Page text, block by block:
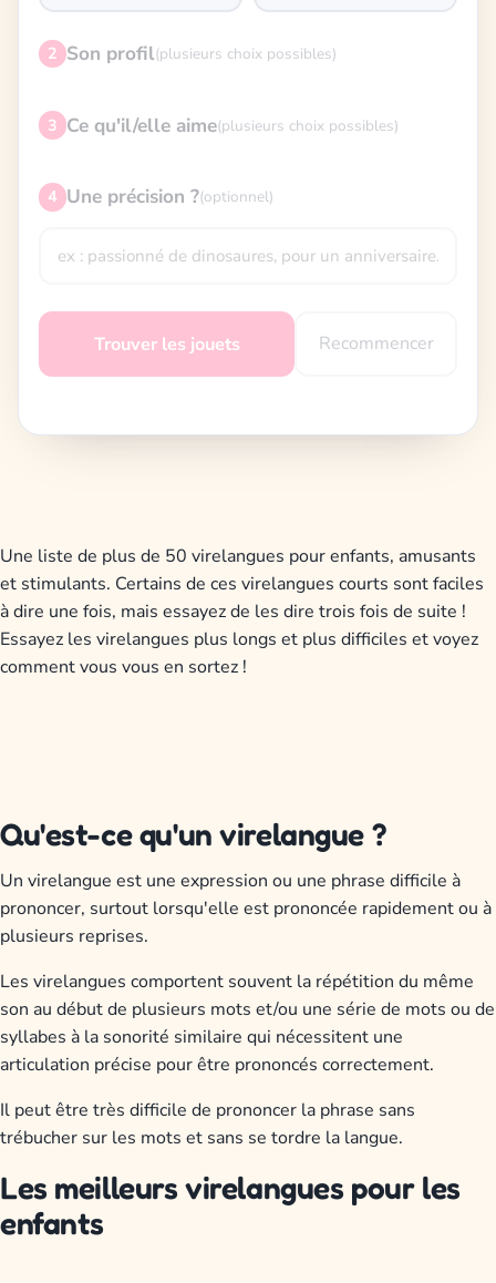
2 Son profil(plusieurs choix possibles)
3 Ce qu'il/elle aime(plusieurs choix possibles)
4 Une précision ?(optionnel)
Trouver les jouets Recommencer
Une liste de plus de 50 virelangues pour enfants, amusants
et stimulants. Certains de ces virelangues courts sont faciles
à dire une fois, mais essayez de les dire trois fois de suite !
Essayez les virelangues plus longs et plus difficiles et voyez
comment vous vous en sortez !
Qu'est-ce qu'un virelangue ?
Un virelangue est une expression ou une phrase difficile à
prononcer, surtout lorsqu'elle est prononcée rapidement ou à
plusieurs reprises.
Les virelangues comportent souvent la répétition du même
son au début de plusieurs mots et/ou une série de mots ou de
syllabes à la sonorité similaire qui nécessitent une
articulation précise pour être prononcés correctement.
Il peut être très difficile de prononcer la phrase sans
trébucher sur les mots et sans se tordre la langue.
Les meilleurs virelangues pour les
enfants